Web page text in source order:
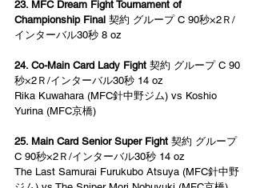
23. MFC Dream Fight Tournament of
Championship Final 契約 グループ C 90秒×2Ｒ/
インターバル30秒 8 oz
24. Co-Main Card Lady Fight 契約 グループ C 90
秒×2Ｒ/インターバル30秒 14 oz
Rika Kuwahara (MFC針中野ジム) vs Koshio
Yurina (MFC京橋)
25. Main Card Senior Super Fight 契約 グループ
C 90秒×2Ｒ/インターバル30秒 14 oz
The Last Samurai Furukubo Atsuya (MFC針中野